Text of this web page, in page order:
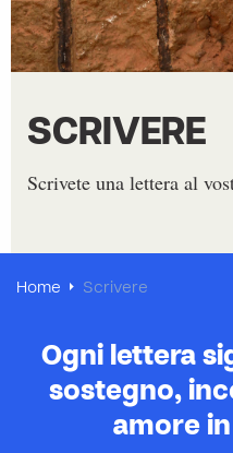
SCRIVERE
Scrivete una lettera al
Home Scrivere
Ogni lettera
sostegno,
amore